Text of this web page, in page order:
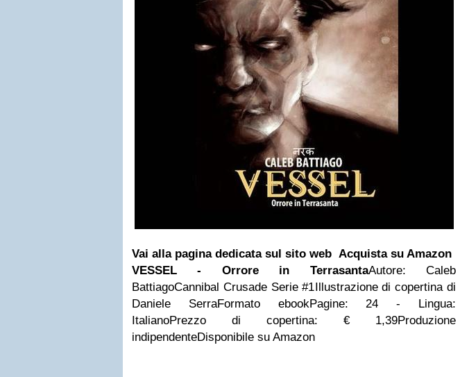
Vai alla pagina dedicata sul sito web Acquista su Amazon
VESSEL - Orrore in TerrasantaAutore: Caleb
BattiagoCannibal Crusade Serie #1Illustrazione di copertina di
Daniele SerraFormato ebookPagine: 24 - Lingua:
ItalianoPrezzo di copertina: € 1,39Produzione
indipendenteDisponibile su Amazon